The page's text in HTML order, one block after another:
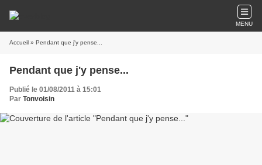
MENU
Accueil » Pendant que j'y pense...
Pendant que j'y pense...
Publié le 01/08/2011 à 15:01
Par Tonvoisin